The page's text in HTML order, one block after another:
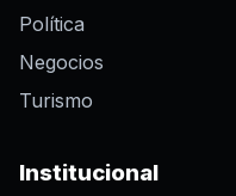
Política
Negocios
Turismo
Institucional